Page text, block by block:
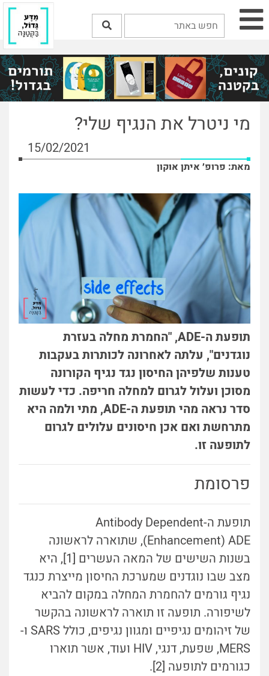
מי ניטרל את הנגיף שלי?
15/02/2021
מאת: פרופ׳ איתן אוקון
תופעת ה-ADE, "החמרת מחלה בעזרת
נוגדנים", עלתה לאחרונה לכותרות בעקבות
טענות שלפיהן החיסון נגד נגיף הקורונה
מסוכן ועלול לגרום למחלה חריפה. כדי לעשות
סדר נראה מהי תופעת ה-ADE, מתי ולמה היא
מתרחשת ואם אכן חיסונים עלולים לגרום
לתופעה זו.
פרסומת
תופעת ה-Antibody Dependent
Enhancement) ADE), שתוארה לראשונה
בשנות השישים של המאה העשרים [1], היא
מצב שבו נוגדנים שמערכת החיסון מייצרת כנגד
נגיף גורמים להחמרת המחלה במקום להביא
לשיפורה. תופעה זו תוארה לראשונה בהקשר
של זיהומים נגיפיים ומגוון נגיפים, כולל SARS ו-
MERS, שפעת, דנגי, HIV ועוד, אשר תוארו
כגורמים לתופעה [2].